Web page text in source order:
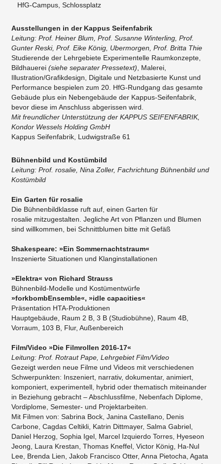
HfG-Campus, Schlossplatz
Ausstellungen in der Kappus Seifenfabrik
Leitung: Prof. Heiner Blum, Prof. Susanne Winterling, Prof.
Gunter Reski, Prof. Eike König, Ubermorgen, Prof. Britta Thie
Studierende der Lehrgebiete Experimentelle Raumkonzepte,
Bildhauerei (siehe separater Pressetext) , Malerei,
Illustration/Grafikdesign, Digitale und Netzbasierte Kunst und
Performance bespielen zum 20. HfG-Rundgang das gesamte
Gebäude plus ein Nebengebäude der Kappus-Seifenfabrik,
bevor diese im Anschluss abgerissen wird.
Mit freundlicher Unterstützung der KAPPUS SEIFENFABRIK,
Kondor Wessels Holding GmbH
​Kappus Seifenfabrik, Ludwigstraße 61
Bühnenbild und Kostümbild
Leitung: Prof. rosalie, Nina Zoller, Fachrichtung Bühnenbild und
Kostümbild
Ein Garten für rosalie
Die Bühnenbildklasse ruft auf, einen Garten für
rosalie mitzugestalten. Jegliche Art von Pflanzen und Blumen
sind willkommen, bei Schnittblumen bitte mit Gefäß
Shakespeare: »Ein Sommernachtstraum«
Inszenierte Situationen und Klanginstallationen​
»Elektra« von Richard Strauss
Bühnenbild-Modelle und Kostümentwürfe
»forkbombEnsemble«, »idle capacities«
Präsentation HTA-Produktionen
Hauptgebäude, Raum 2 B, 3 B (Studiobühne), Raum 4B,
Vorraum, 103 B, Flur, Außenbereich
Film/Video »Die Filmrollen 2016-17«
Leitung: Prof. Rotraut Pape, Lehrgebiet Film/Video
Gezeigt werden neue Filme und Videos mit verschiedenen
Schwerpunkten: Inszeniert, narrativ, dokumentar, animiert,
komponiert, experimentell, hybrid oder thematisch miteinander
in Beziehung gebracht – Abschlussfilme, Nebenfach Diplome,
Vordiplome, Semester- und Projektarbeiten.
Mit Filmen von: Sabrina Bock, Janina Castellano, Denis
Carbone, Cagdas Celtikli, Katrin Dittmayer, Salma Gabriel,
Daniel Herzog, Sophia Igel, Marcel Izquierdo Torres, Hyeseon
Jeong, Laura Krestan, Thomas Kneffel, Victor König, Ha-Nul
Lee, Brenda Lien, Jakob Francisco Otter, Anna Pietocha, Agata